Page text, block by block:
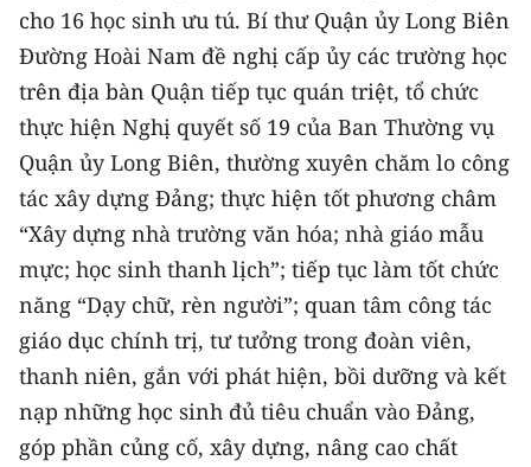
cho 16 học sinh ưu tú. Bí thư Quận ủy Long Biên
Đường Hoài Nam đề nghị cấp ủy các trường học
trên địa bàn Quận tiếp tục quán triệt, tổ chức
thực hiện Nghị quyết số 19 của Ban Thường vụ
Quận ủy Long Biên, thường xuyên chăm lo công
tác xây dựng Đảng; thực hiện tốt phương châm
“Xây dựng nhà trường văn hóa; nhà giáo mẫu
mực; học sinh thanh lịch”; tiếp tục làm tốt chức
năng “Dạy chữ, rèn người”; quan tâm công tác
giáo dục chính trị, tư tưởng trong đoàn viên,
thanh niên, gắn với phát hiện, bồi dưỡng và kết
nạp những học sinh đủ tiêu chuẩn vào Đảng,
góp phần củng cố, xây dựng, nâng cao chất